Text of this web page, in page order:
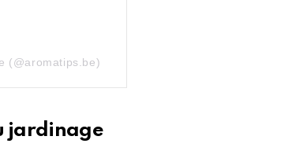
(@aromatips.be)
jardinage